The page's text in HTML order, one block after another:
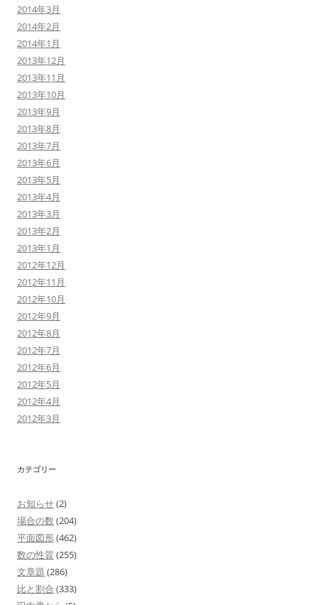
2014年3月
2014年2月
2014年1月
2013年12月
2013年11月
2013年10月
2013年9月
2013年8月
2013年7月
2013年6月
2013年5月
2013年4月
2013年3月
2013年2月
2013年1月
2012年12月
2012年11月
2012年10月
2012年9月
2012年8月
2012年7月
2012年6月
2012年5月
2012年4月
2012年3月
カテゴリー
お知らせ(2)
場合の数 (204)
平面図形(462)
数の性質(255)
文章題 (286)
比と割合 (333)